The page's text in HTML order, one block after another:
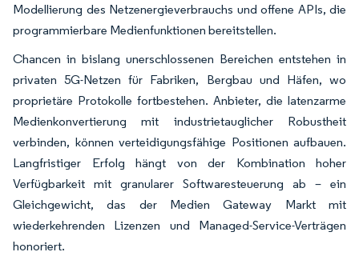
Modellierung des Netzenergieverbrauchs und offene APIs, die
programmierbare Medienfunktionen bereitstellen.
Chancen in bislang unerschlossenen Bereichen entstehen in
privaten 5G-Netzen für Fabriken, Bergbau und Häfen, wo
proprietäre Protokolle fortbestehen. Anbieter, die latenzarme
Medienkonvertierung mit industrietauglicher Robustheit
verbinden, können verteidigungsfähige Positionen aufbauen.
Langfristiger Erfolg hängt von der Kombination hoher
Verfügbarkeit mit granularer Softwaresteuerung ab – ein
Gleichgewicht, das der Medien Gateway Markt mit
wiederkehrenden Lizenzen und Managed-Service-Verträgen
honoriert.